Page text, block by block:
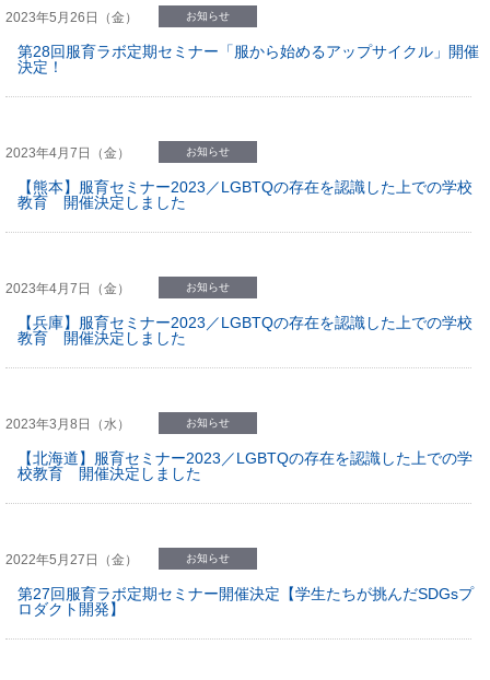
2023年5月26日（金） お知らせ
第28回服育ラボ定期セミナー「服から始めるアップサイクル」開催
決定！
2023年4月7日（金） お知らせ
【熊本】服育セミナー2023／LGBTQの存在を認識した上での学校
教育 開催決定しました
2023年4月7日（金） お知らせ
【兵庫】服育セミナー2023／LGBTQの存在を認識した上での学校
教育 開催決定しました
2023年3月8日（水） お知らせ
【北海道】服育セミナー2023／LGBTQの存在を認識した上での学
校教育 開催決定しました
2022年5月27日（金） お知らせ
第27回服育ラボ定期セミナー開催決定【学生たちが挑んだSDGsプ
ロダクト開発】